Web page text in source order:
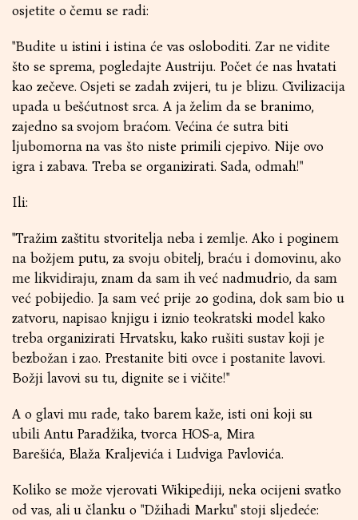
osjetite o čemu se radi:
"Budite u istini i istina će vas osloboditi. Zar ne vidite
što se sprema, pogledajte Austriju. Počet će nas hvatati
kao zečeve. Osjeti se zadah zvijeri, tu je blizu. Civilizacija
upada u bešćutnost srca. A ja želim da se branimo,
zajedno sa svojom braćom. Većina će sutra biti
ljubomorna na vas što niste primili cjepivo. Nije ovo
igra i zabava. Treba se organizirati. Sada, odmah!"
Ili:
"Tražim zaštitu stvoritelja neba i zemlje. Ako i poginem
na božjem putu, za svoju obitelj, braću i domovinu, ako
me likvidiraju, znam da sam ih već nadmudrio, da sam
već pobijedio. Ja sam već prije 20 godina, dok sam bio u
zatvoru, napisao knjigu i iznio teokratski model kako
treba organizirati Hrvatsku, kako rušiti sustav koji je
bezbožan i zao. Prestanite biti ovce i postanite lavovi.
Božji lavovi su tu, dignite se i vičite!"
A o glavi mu rade, tako barem kaže, isti oni koji su
ubili Antu Paradžika, tvorca HOS-a, Mira
Barešića, Blaža Kraljevića i Ludviga Pavlovića.
Koliko se može vjerovati Wikipediji, neka ocijeni svatko
od vas, ali u članku o "Džihadi Marku" stoji sljedeće: